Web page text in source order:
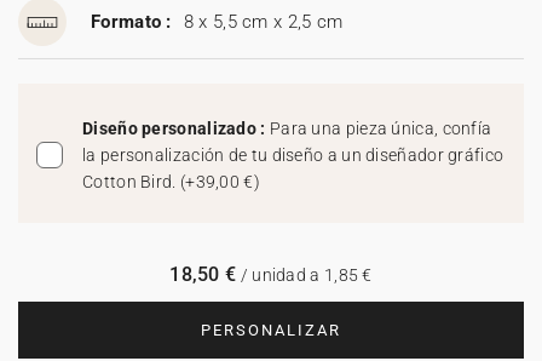
Formato : 8 x 5,5 cm x 2,5 cm
Diseño personalizado : Para una pieza única, confía
la personalización de tu diseño a un diseñador gráfico
Cotton Bird. (+39,00 €)
PERSONALIZAR
18,50 € / unidad a 1,85 €